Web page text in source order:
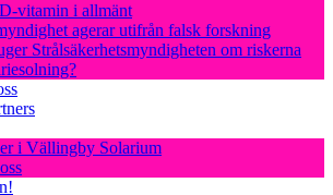
vitamin i allmänt
agerar utifrån falsk forskning
Strålsäkerhetsmyndigheten om riskerna
i Vällingby Solarium